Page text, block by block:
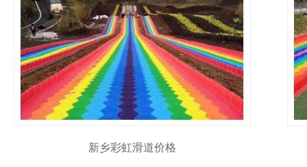
新乡彩虹滑道价格